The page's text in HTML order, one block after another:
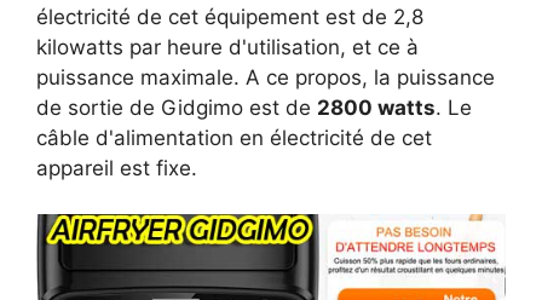
électricité de cet équipement est de 2,8
kilowatts par heure d'utilisation, et ce à
puissance maximale. A ce propos, la puissance
de sortie de Gidgimo est de 2800 watts. Le
câble d'alimentation en électricité de cet
appareil est fixe.